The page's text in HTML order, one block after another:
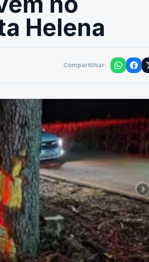
Helena
Compartilhar: